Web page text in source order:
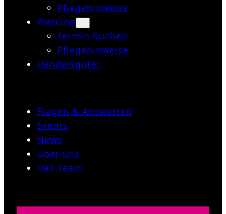
Pflegehinweise
Piercing
Termin buchen
Pflegehinweise
Handelsgüter
Fragen & Antworten
Events
News
Über uns
Das Team